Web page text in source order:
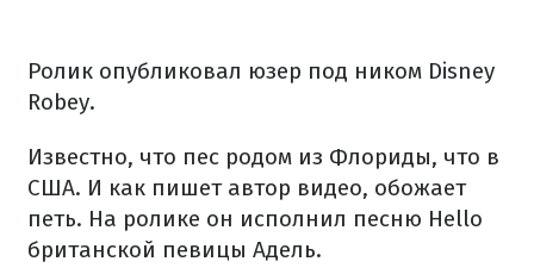
Ролик опубликовал юзер под ником Disney
Robey.
Известно, что пес родом из Флориды, что в
США. И как пишет автор видео, обожает
петь. На ролике он исполнил песню Hello
британской певицы Адель.